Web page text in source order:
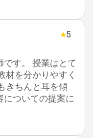
★5
す。 授業はとて
材を分かりやすく
きちんと耳を傾
についての提案に